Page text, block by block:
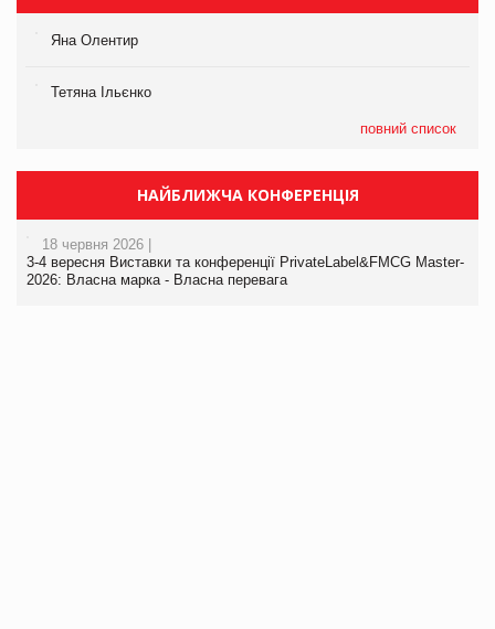
Яна Олентир
Тетяна Ільєнко
повний список
НАЙБЛИЖЧА КОНФЕРЕНЦІЯ
18 червня 2026 |
3-4 вересня Виставки та конференції PrivateLabel&FMCG Master-
2026: Власна марка - Власна перевага